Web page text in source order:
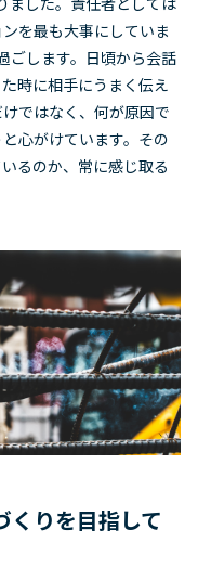
を最も大事にしていま
ごします。日頃から会話
時に相手にうまく伝え
ではなく、何が原因で
心がけています。その
るのか、常に感じ取る
くりを目指して